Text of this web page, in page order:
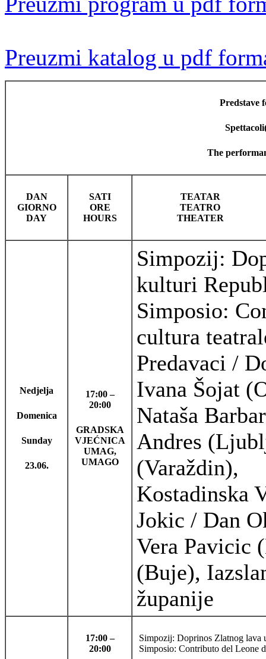
Preuzmi katalog u pdf
Predstave
The
DAN
GIORNO
DAY
SATI
ORE
HOURS
TEATAR
TEATRO
THEATER
Nedjelja
Domenica
Sunday
23.06.
17:00 –
20:00
GRADSKA
VJEĆNICA
UMAG,
UMAGO
Simpozij:
kulturi
Simposio:
cultura
Predavaci /
Ivana Šojat
Nataša
Andres
(Varaždin),
Kostadinska
Jokic / Dan
Vera Pavicic
(Buje),
županije
17:00 –
20:00
Simpozij: Doprinos Zlatnog lava
Simposio: Contributo del Leone